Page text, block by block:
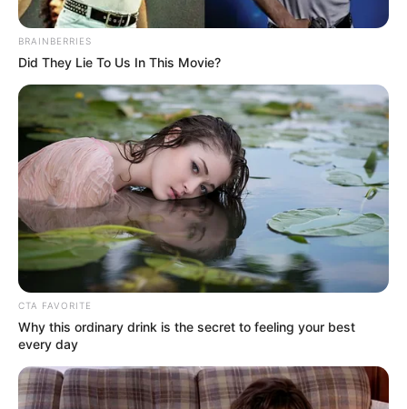
Novena Brigada
Material incautado, Huila
Por:Paula Andrea García Cerón
Octubre 22, 2024
BRAINBERRIES
Did They Lie To Us In This Movie?
CTA FAVORITE
Why this ordinary drink is the secret to feeling your best
every day